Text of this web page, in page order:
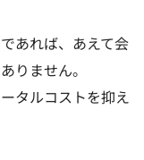
あれば、あえて会
りません。
タルコストを抑え